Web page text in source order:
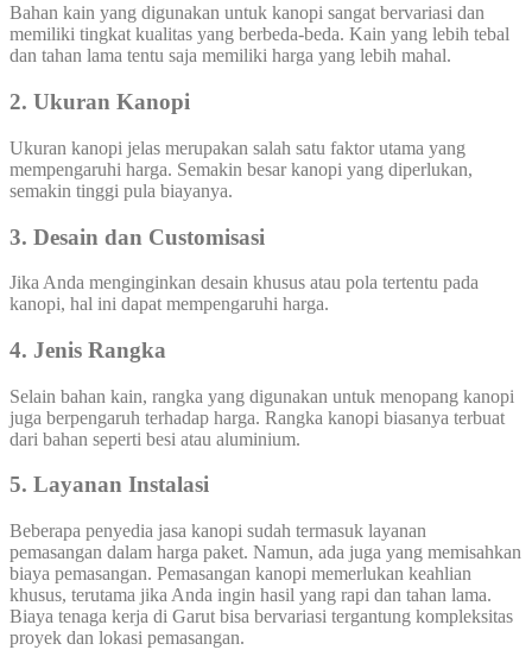
Bahan kain yang digunakan untuk kanopi sangat bervariasi dan
memiliki tingkat kualitas yang berbeda-beda. Kain yang lebih tebal
dan tahan lama tentu saja memiliki harga yang lebih mahal.
2. Ukuran Kanopi
Ukuran kanopi jelas merupakan salah satu faktor utama yang
mempengaruhi harga. Semakin besar kanopi yang diperlukan,
semakin tinggi pula biayanya.
3. Desain dan Customisasi
Jika Anda menginginkan desain khusus atau pola tertentu pada
kanopi, hal ini dapat mempengaruhi harga.
4. Jenis Rangka
Selain bahan kain, rangka yang digunakan untuk menopang kanopi
juga berpengaruh terhadap harga. Rangka kanopi biasanya terbuat
dari bahan seperti besi atau aluminium.
5. Layanan Instalasi
Beberapa penyedia jasa kanopi sudah termasuk layanan
pemasangan dalam harga paket. Namun, ada juga yang memisahkan
biaya pemasangan. Pemasangan kanopi memerlukan keahlian
khusus, terutama jika Anda ingin hasil yang rapi dan tahan lama.
Biaya tenaga kerja di Garut bisa bervariasi tergantung kompleksitas
proyek dan lokasi pemasangan.